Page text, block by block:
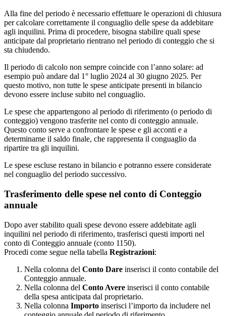
Alla fine del periodo è necessario effettuare le operazioni di chiusura
per calcolare correttamente il conguaglio delle spese da addebitare
agli inquilini. Prima di procedere, bisogna stabilire quali spese
anticipate dal proprietario rientrano nel periodo di conteggio che si
sta chiudendo.
Il periodo di calcolo non sempre coincide con l’anno solare: ad
esempio può andare dal 1° luglio 2024 al 30 giugno 2025. Per
questo motivo, non tutte le spese anticipate presenti in bilancio
devono essere incluse subito nel conguaglio.
Le spese che appartengono al periodo di riferimento (o periodo di
conteggio) vengono trasferite nel conto di conteggio annuale.
Questo conto serve a confrontare le spese e gli acconti e a
determinarne il saldo finale, che rappresenta il conguaglio da
ripartire tra gli inquilini.
Le spese escluse restano in bilancio e potranno essere considerate
nel conguaglio del periodo successivo.
Trasferimento delle spese nel conto di Conteggio
annuale
Dopo aver stabilito quali spese devono essere addebitate agli
inquilini nel periodo di riferimento, trasferisci questi importi nel
conto di Conteggio annuale (conto 1150).
Procedi come segue nella tabella Registrazioni:
Nella colonna del Conto Dare inserisci il conto contabile del
Conteggio annuale.
Nella colonna del Conto Avere inserisci il conto contabile
della spesa anticipata dal proprietario.
Nella colonna Importo inserisci l’importo da includere nel